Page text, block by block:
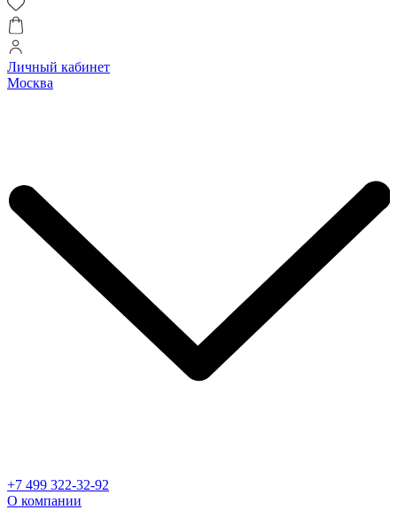
Личный кабинет
Москва
+7 499 322-32-92
О компании